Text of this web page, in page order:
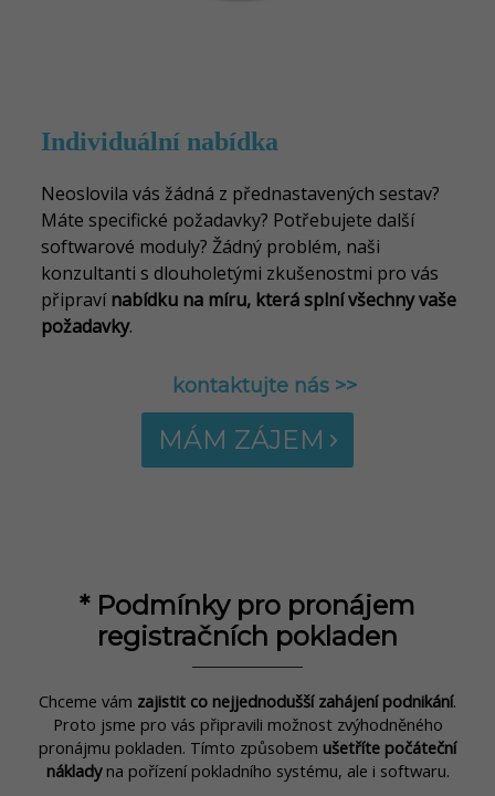
Individuální nabídka
Neoslovila vás žádná z přednastavených sestav?
Máte specifické požadavky? Potřebujete další
softwarové moduly? Žádný problém, naši
konzultanti s dlouholetými zkušenostmi pro vás
připravínabídku na míru, která splní všechny vaše
požadavky.
kontaktujte nás >>
MÁM ZÁJEM
* Podmínky pro pronájem
registračních pokladen
Chceme vám zajistit co nejjednodušší zahájení podnikání.
Proto jsme pro vás připravili možnost zvýhodněného
pronájmu pokladen. Tímto způsobem ušetříte počáteční
nákladyna pořízení pokladního systému, ale i softwaru.